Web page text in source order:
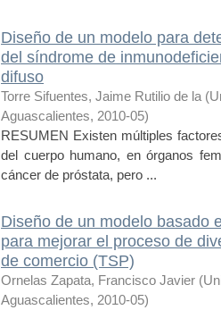
Diseño de un modelo para
del síndrome de
difuso
Torre Sifuentes, Jaime Rutilio de la (
Aguascalientes, 2010-05)
RESUMEN Existen múltiples
del cuerpo humano, en órganos
cáncer de próstata, pero ...
Diseño de un modelo basado
para mejorar el proceso de
de comercio (TSP)
Ornelas Zapata, Francisco Javier (
Aguascalientes, 2010-05)